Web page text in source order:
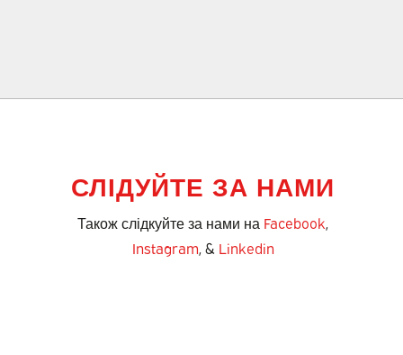
СЛІДУЙТЕ ЗА НАМИ
Також слідкуйте за нами на Facebook,
Instagram, & Linkedin